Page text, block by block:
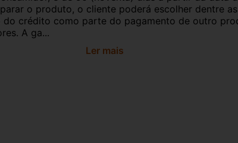
o produto, o cliente poderá escolher dentre
do crédito como parte do pagamento de outro
A ga...
Ler mais